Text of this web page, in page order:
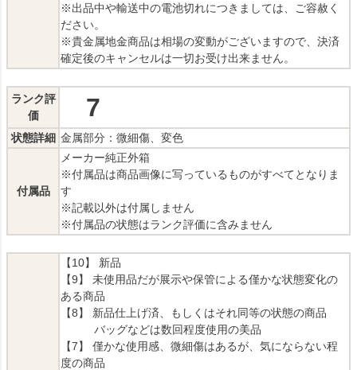
※出品中や輸送中の電池切れにつきましては、ご容赦く
ださい。
※貴金属地金商品は相場の変動がございますので、決済
確定後のキャンセルは一切お受け出来ません。
ランク評
価
7
状態詳細 金属部分：微細傷、変色
付属品
メーカー純正外箱
※付属品は商品画像に写っているものがすべてとなりま
す
※記載以外は付属しません
※付属品の状態はランク評価に含みません
【10】 新品
【9】 未使用品だが展示や保管による僅かな状態変化の
ある商品
【8】 新品仕上げ済、もしくはそれ同等の状態の商品
バッグなどは数回程度使用の美品
【7】 僅かな使用感、微細傷はあるが、気にならない程
度の商品